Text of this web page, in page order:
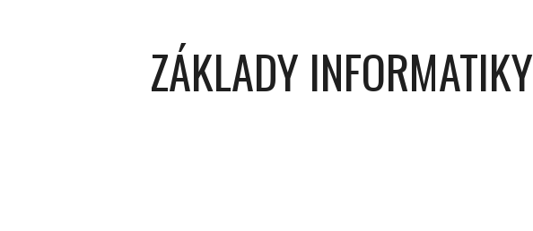
ZÁKLADY INFORMATIKY